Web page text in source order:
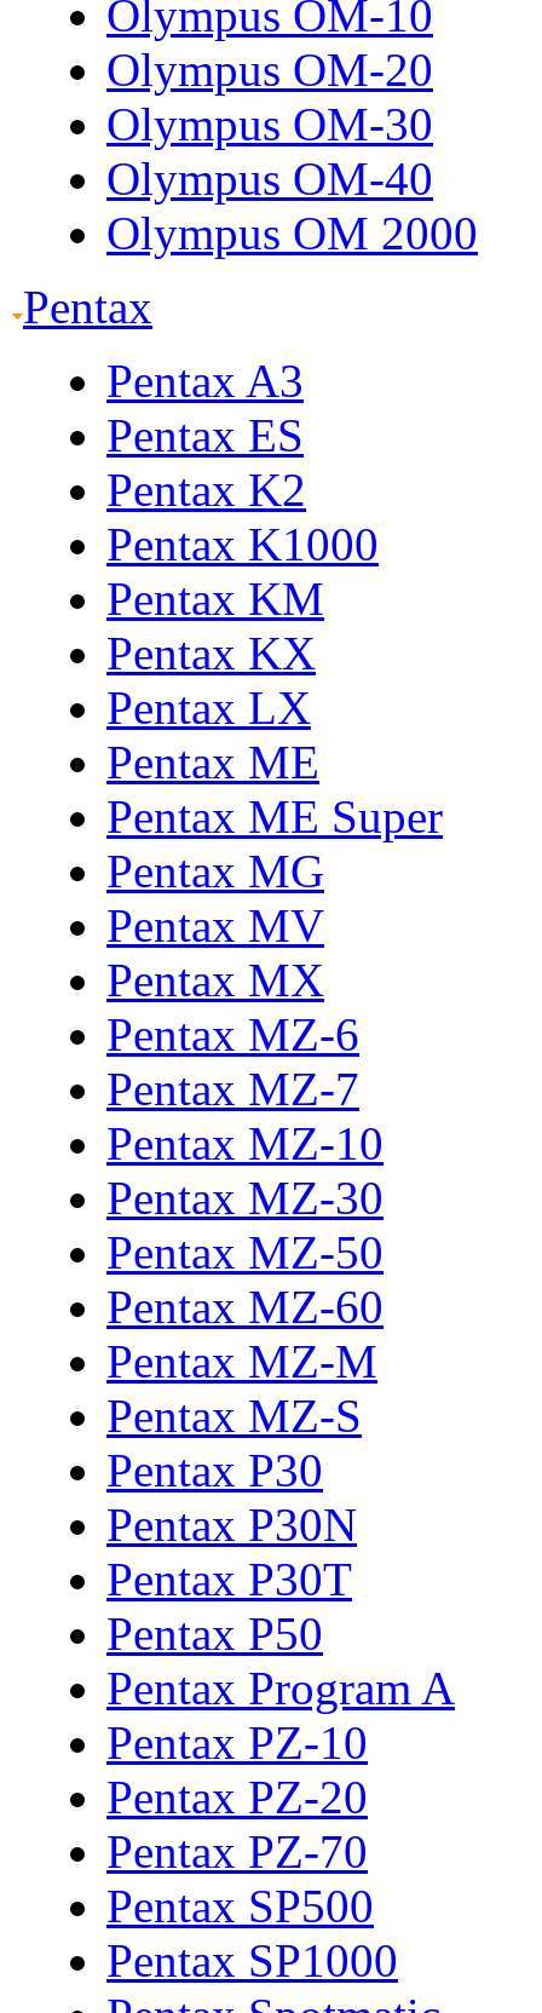
Olympus OM-10
Olympus OM-20
Olympus OM-30
Olympus OM-40
Olympus OM 2000
Pentax
Pentax A3
Pentax ES
Pentax K2
Pentax K1000
Pentax KM
Pentax KX
Pentax LX
Pentax ME
Pentax ME Super
Pentax MG
Pentax MV
Pentax MX
Pentax MZ-6
Pentax MZ-7
Pentax MZ-10
Pentax MZ-30
Pentax MZ-50
Pentax MZ-60
Pentax MZ-M
Pentax MZ-S
Pentax P30
Pentax P30N
Pentax P30T
Pentax P50
Pentax Program A
Pentax PZ-10
Pentax PZ-20
Pentax PZ-70
Pentax SP500
Pentax SP1000